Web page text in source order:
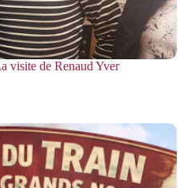
visite de Renaud Yver